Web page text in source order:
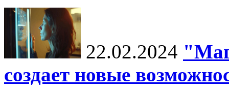
22.02.2024
создает новые